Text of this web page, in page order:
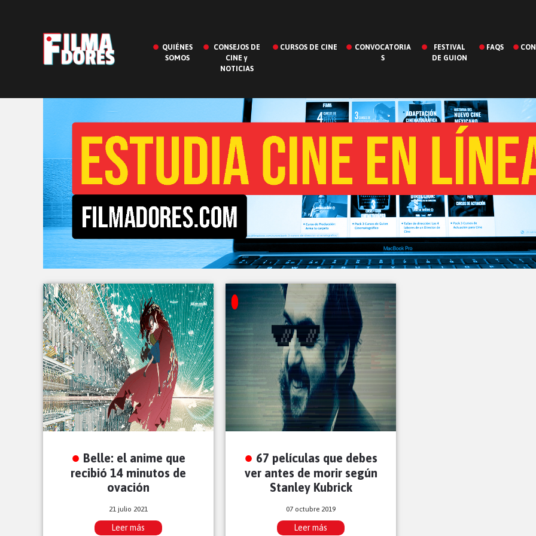
QUIÉNES
SOMOS
CONSEJOS DE
CINE y
NOTICIAS
CURSOS DE CINE
CONVOCATORIA
S
FESTIVAL
DE GUION
FAQS
Belle: el anime que
recibió 14 minutos de
ovación
21 julio 2021
Leer más
67 películas que debes
ver antes de morir según
Stanley Kubrick
07 octubre 2019
Leer más